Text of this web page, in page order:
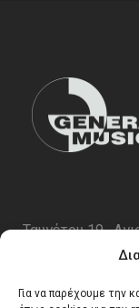
Για να παρέχουμε την
Ταυγέτου 19 ,
email: